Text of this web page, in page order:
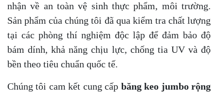
nhận về an toàn vệ sinh thực phẩm, môi trường.
Sản phẩm của chúng tôi đã qua kiểm tra chất lượng
tại các phòng thí nghiệm độc lập để đảm bảo độ
bám dính, khả năng chịu lực, chống tia UV và độ
bền theo tiêu chuẩn quốc tế.
Chúng tôi cam kết cung cấp băng keo jumbo rộng